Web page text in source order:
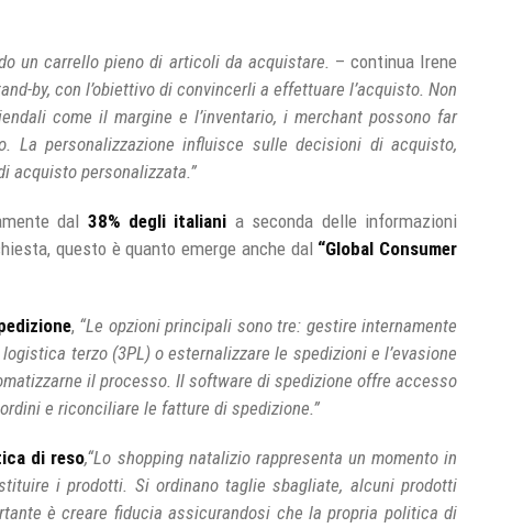
un carrello pieno di articoli da acquistare. – continua Irene
by, con l’obiettivo di convincerli a effettuare l’acquisto. Non
come il margine e l’inventario, i merchant possono far
personalizzazione influisce sulle decisioni di acquisto,
acquisto personalizzata.”
dal 38% degli italiani a seconda delle informazioni
questo è quanto emerge anche dal “Global Consumer
, “Le opzioni principali sono tre: gestire internamente
terzo (3PL) o esternalizzare le spedizioni e l’evasione
il processo. Il software di spedizione offre accesso
e riconciliare le fatture di spedizione.”
di reso,“Lo shopping natalizio rappresenta un momento in
i prodotti. Si ordinano taglie sbagliate, alcuni prodotti
è creare fiducia assicurandosi che la propria politica di